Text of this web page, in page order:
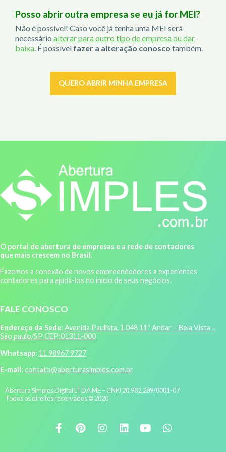
Posso abrir outra empresa se eu já for MEI?
Não é possível! Caso você já tenha uma MEI será
necessário alterar para outro tipo de empresa ou dar
baixa. É possível fazer a alteração conosco também.
QUERO ABRIR MINHA EMPRESA
O portal de abertura de empresas e a rede de contadores
que mais crescem no Brasil.
Fazemos a conexão de novos empreendedores a experientes
contadores para ajudá-los no início de seus negócios.
FALE CONOSCO
Endereço da Sede: Avenida Paulista, 1.048 11º Andar – Bela Vista –
São paulo/SP CEP:01311-000
Whatsapp: 11 98967 9727
E-mail: contato@aberturasimples.com.br
Abertura Simples Digital LTDA ME – CNPJ 20.982.289/0001-07
Todos os direitos reservados © 2020